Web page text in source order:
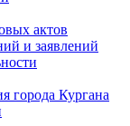
актов
и заявлений
города Кургана